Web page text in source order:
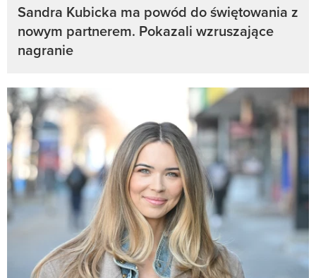
Sandra Kubicka ma powód do świętowania z
nowym partnerem. Pokazali wzruszające
nagranie